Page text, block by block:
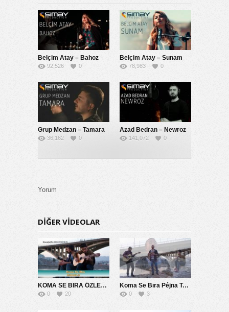
Belçim Atay – Bahoz
92,526 0
Belçim Atay – Sunam
78,983 0
Grup Medzan – Tamara
36,162 0
Azad Bedran – Newroz
141,072 0
Yorum
DIĞER VIDEOLAR
KOMA SE BIRA ÖZLEMİM SANA 2014
0 20
Koma Se Bıra Péjna Te Naye
0 3